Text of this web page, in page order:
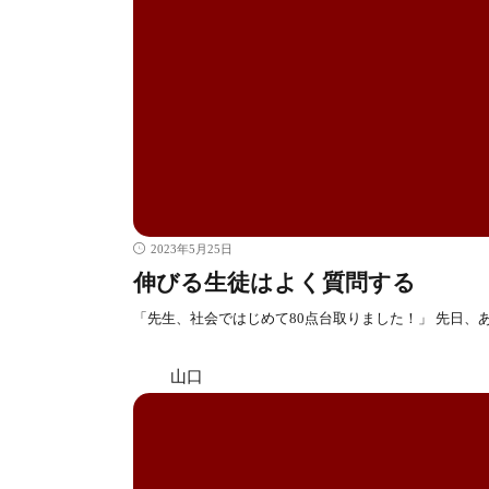
2023年5月25日
伸びる生徒はよく質問する
「先生、社会ではじめて80点台取りました！」 先日
山口